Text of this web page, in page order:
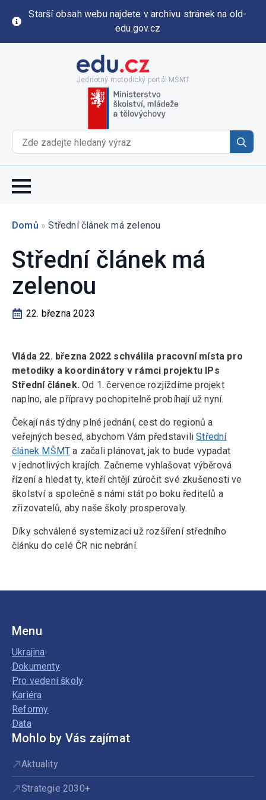
Starší obsah webu najdete v archivu stránek na old-
edu.gov.cz
Jednotný metodický portál MŠMT
for:
Domů » Střední článek má zelenou
Střední článek má
zelenou
22. března 2023
Vláda 22. března 2022 schválila pracovní místa pro
metodiky a koordinátory v rámci projektu IPs
Střední článek. Od 1. července rozjíždíme projekt
naplno, ale přípravy pochopitelně probíhají už nyní.
Čekají nás týdny plné jednání, cest do regionů a
veřejných besed, abychom Vám představiliStřední
článek MŠMT a začali plánovat, jak to bude vypadat
v jednotlivých krajích. Začneme vyhlašovat výběrová
řízení a hledat ty, kteří chtějí zúročit své zkušenosti ve
školství a společně s námi stát po boku ředitelů a
zřizovatelů, aby naše školy prosperovaly.
Díky schválené systemizaci už rozšíření středního
článku do celé ČR nic nebrání.
Menu
Ukrajina
Dokumenty
Pro vedení školy
Kariéra
Reformy
Data
Mohlo by Vás zajímat
Aktuality
Strategie 2030+